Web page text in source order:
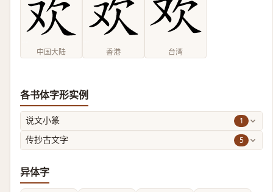
中国大陆 香港 台湾
各书体字形实例
说文小篆 1
传抄古文字 5
异体字